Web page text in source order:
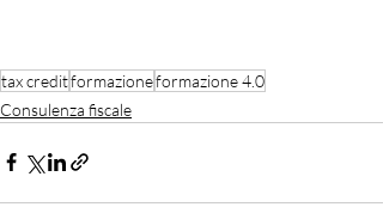
tax creditformazioneformazione 4.0
Consulenza fiscale